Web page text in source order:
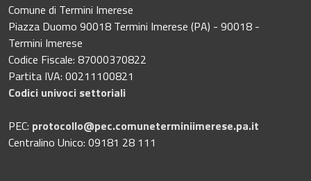
Comune di Termini Imerese
Piazza Duomo 90018 Termini Imerese (PA) - 90018 -
Termini Imerese
Codice Fiscale: 87000370822
Partita IVA: 00211100821
Codici univoci settoriali
PEC: protocollo@pec.comuneterminiimerese.pa.it
Centralino Unico: 09181 28 111